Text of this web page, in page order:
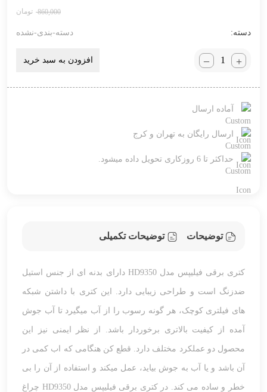
860,000
دسته: دسته-بندی-نشده
_ + افزودن به سبد خرید
آماده ارسال
ارسال رایگان به تهران و کرج
حداکثر تا 6 روزکاری تحویل داده میشود.
توضیحات توضیحات تکمیلی
کتری برقی فیلیپس مدل HD9350 دارای بدنه ای از جنس استیل
ضدزنگ است و طراحی زیبایی دارد. این کتری با داشتن شبکه
های فیلتری کوچک، هر گونه رسوب را از آب میگیرد تا آب جوش
آمده از کیفیت بالاتری برخوردار باشد. از نظر ایمنی نیز این
محصول دو عملکرد مختلف دارد. قطع کن هنگامی که اب کمی در
آن باشد و یا آب به جوش بیاید، عمل میکند و استفاده از آن را بی
خطر و ساده می کند. در کتری برقی فیلیپس مدل HD9350 چراغ